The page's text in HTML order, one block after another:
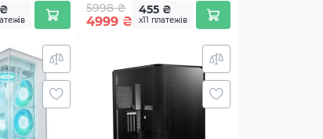
5998 ₴
4999 ₴
455 ₴
х11 платежів